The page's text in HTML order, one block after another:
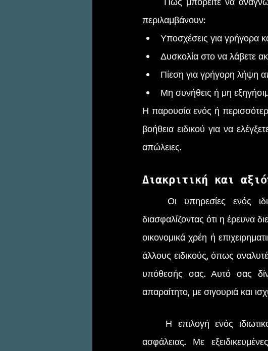
περιλαμβάνουν:
Υποσχέσεις για γρήγορα
Δυσκολία στο να λάβετε
Πίεση για γρήγορη λήψη
Μη συνήθεις ή μη
Η παρουσία ενός ή
βοήθεια ειδικού για να
απώλειες.
Διακριτική και
διασφαλίζοντας ότι η έρευνα
οικονομικά χρέη ή
άλλους ειδικούς, όπως
υπόθεσής σας. Αυτό σας
απαραίτητο, με σιγουριά και
ασφάλειας. Με